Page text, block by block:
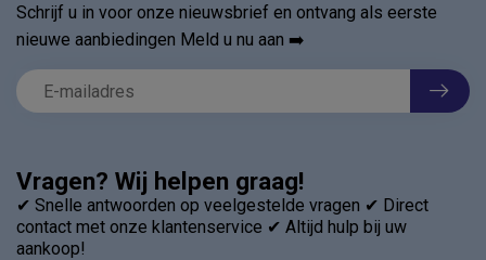
Vragen? Wij helpen graag!
✔ Snelle antwoorden op veelgestelde vragen ✔ Direct
contact met onze klantenservice ✔ Altijd hulp bij uw
aankoop!
Schrijf u in voor onze nieuwsbrief en ontvang als eerste
nieuwe aanbiedingen Meld u nu aan ➡️